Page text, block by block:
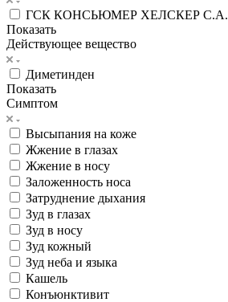
ГСК КОНСЬЮМЕР ХЕЛСКЕР С.А.
Показать
Действующее вещество
Диметинден
Показать
Симптом
Высыпания на коже
Жжение в глазах
Жжение в носу
Заложенность носа
Затруднение дыхания
Зуд в глазах
Зуд в носу
Зуд кожный
Зуд неба и языка
Кашель
Конъюнктивит